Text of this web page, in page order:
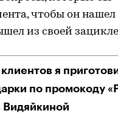
чтобы он нашел
из своей
я
по промокоду
Видяйкиной